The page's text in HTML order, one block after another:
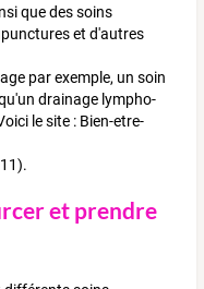
que des soins
et d'autres
par exemple, un soin
drainage lympho-
le site : Bien-etre-
et prendre